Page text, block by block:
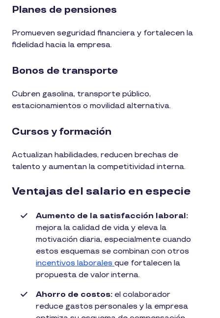
Planes de pensiones
Promueven seguridad financiera y fortalecen la
fidelidad hacia la empresa.
Bonos de transporte
Cubren gasolina, transporte público,
estacionamientos o movilidad alternativa.
Cursos y formación
Actualizan habilidades, reducen brechas de
talento y aumentan la competitividad interna.
Ventajas del salario en especie
Aumento de la satisfacción laboral:
mejora la calidad de vida y eleva la
motivación diaria, especialmente cuando
estos esquemas se combinan con otros
incentivos laborales que fortalecen la
propuesta de valor interna.
Ahorro de costos: el colaborador
reduce gastos personales y la empresa